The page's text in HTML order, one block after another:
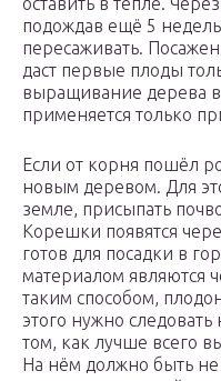
подождав ещё 5
пересаживать.
даст первые плоды
выращивание дерева
применяется только
Если от корня пошёл
новым деревом. Для
земле, присыпать
Корешки появятся
готов для посадки в
материалом являются
таким способом,
этого нужно
том, как лучше всего
На нём должно быть